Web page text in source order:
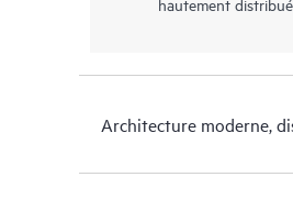
Architecture moderne,